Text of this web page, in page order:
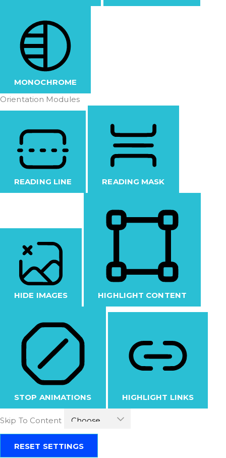
MONOCHROME
Orientation Modules
READING LINE READING MASK
HIDE IMAGES HIGHLIGHT CONTENT
STOP ANIMATIONS HIGHLIGHT LINKS
Skip To Content
RESET SETTINGS